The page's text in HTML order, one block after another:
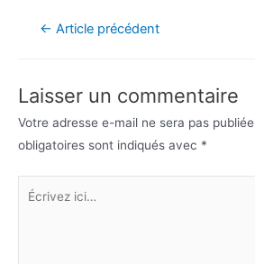
Navigation
← Article précédent
Laisser un commentaire
Votre adresse e-mail ne sera pas
obligatoires sont indiqués avec *
Écrivez